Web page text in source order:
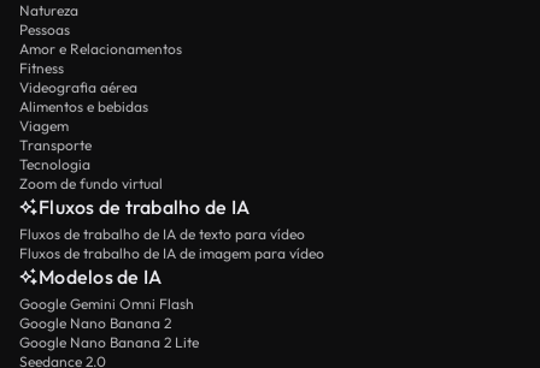
Natureza
Pessoas
Amor e Relacionamentos
Fitness
Videografia aérea
Alimentos e bebidas
Viagem
Transporte
Tecnologia
Zoom de fundo virtual
Fluxos de trabalho de IA
Fluxos de trabalho de IA de texto para vídeo
Fluxos de trabalho de IA de imagem para vídeo
Modelos de IA
Google Gemini Omni Flash
Google Nano Banana 2
Google Nano Banana 2 Lite
Seedance 2.0